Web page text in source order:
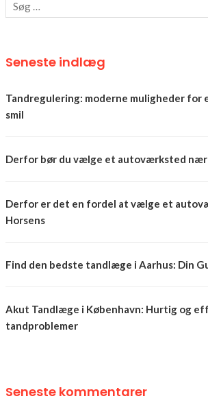
Seneste indlæg
Tandregulering: moderne muligheder for
smil
Derfor bør du vælge et autoværksted nær
Derfor er det en fordel at vælge et
Horsens
Find den bedste tandlæge i Aarhus: Din
Akut Tandlæge i København: Hurtig og
tandproblemer
Seneste kommentarer